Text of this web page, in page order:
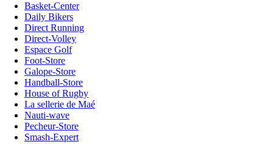
Basket-Center
Daily Bikers
Direct Running
Direct-Volley
Espace Golf
Foot-Store
Galope-Store
Handball-Store
House of Rugby
La sellerie de Maé
Nauti-wave
Pecheur-Store
Smash-Expert